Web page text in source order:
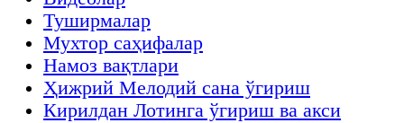
Туширмалар
Мухтор саҳифалар
Намоз вақтлари
Ҳижрий Мелодий сана ўгириш
Кирилдан Лотинга ўгириш ва акси